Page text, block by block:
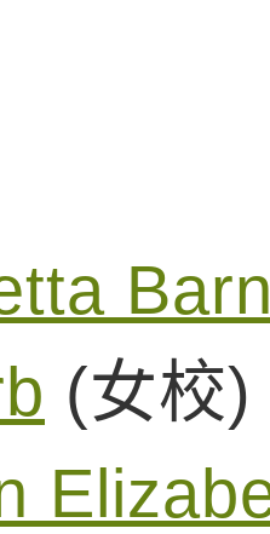
(女校)